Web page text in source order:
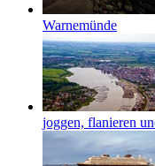
Warnemünde
joggen, flanieren